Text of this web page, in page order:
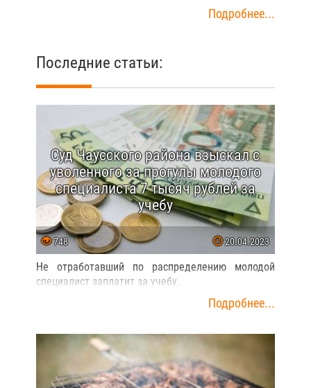
Подробнее...
Последние статьи:
Суд Чаусского района взыскал с
уволенного за прогулы молодого
специалиста 7 тысяч рублей за
учебу
748 20.04.2023
Не отработавший по распределению молодой
специалист заплатит за учебу.
Подробнее...